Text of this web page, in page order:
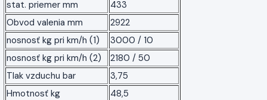
stat. priemer mm
433
Obvod valenia mm
2922
nosnosť kg pri km/h (1)
3000 / 10
nosnosť kg pri km/h (2)
2180 / 50
Tlak vzduchu bar
3,75
Hmotnosť kg
48,5